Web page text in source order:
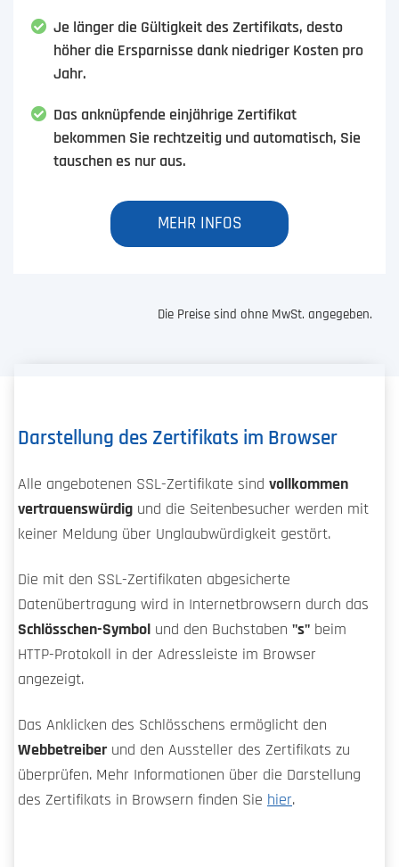
Je länger die Gültigkeit des Zertifikats, desto
höher die Ersparnisse dank niedriger Kosten pro
Jahr.
Das anknüpfende einjährige Zertifikat
bekommen Sie rechtzeitig und automatisch, Sie
tauschen es nur aus.
MEHR INFOS
Die Preise sind ohne MwSt. angegeben.
Darstellung des Zertifikats im Browser
Alle angebotenen SSL-Zertifikate sind vollkommen
vertrauenswürdig und die Seitenbesucher werden mit
keiner Meldung über Unglaubwürdigkeit gestört.
Die mit den SSL-Zertifikaten abgesicherte
Datenübertragung wird in Internetbrowsern durch das
Schlösschen-Symbol und den Buchstaben "s" beim
HTTP-Protokoll in der Adressleiste im Browser
angezeigt.
Das Anklicken des Schlösschens ermöglicht den
Webbetreiber und den Aussteller des Zertifikats zu
überprüfen. Mehr Informationen über die Darstellung
des Zertifikats in Browsern finden Sie hier.